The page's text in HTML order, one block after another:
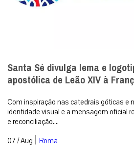
Santa Sé divulga lema e
apostólica de Leão XIV à
Com inspiração nas catedrais góticas e
identidade visual e a mensagem oficial
e reconciliação....
07 / Aug | Roma